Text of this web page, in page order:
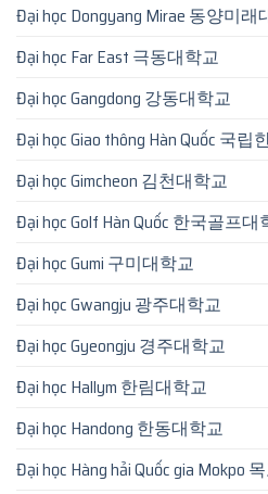
Đại học Dongyang Mirae 동양미래
Đại học Far East 극동대학교
Đại học Gangdong 강동대학교
Đại học Giao thông Hàn Quốc 국
Đại học Gimcheon 김천대학교
Đại học Golf Hàn Quốc 한국골프대
Đại học Gumi 구미대학교
Đại học Gwangju 광주대학교
Đại học Gyeongju 경주대학교
Đại học Hallym 한림대학교
Đại học Handong 한동대학교
Đại học Hàng hải Quốc gia Mokpo